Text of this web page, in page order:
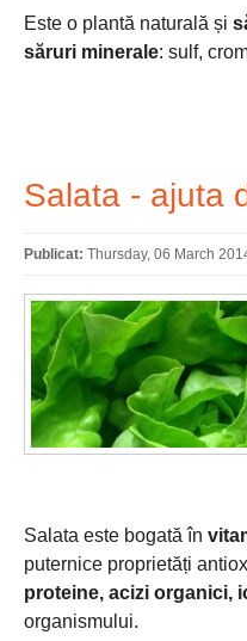
Este o plantă naturală și
săruri minerale: sulf,
Salata - ajuta
Publicat: Thursday, 06 March
Salata este bogată în
puternice proprietăți
proteine, acizi organici,
organismului.